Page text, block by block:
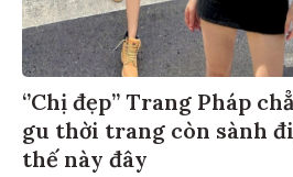
‘’Chị đẹp’’ Trang Pháp
gu thời trang còn sành
thế này đây